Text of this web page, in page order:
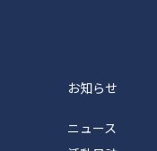
お知らせ
ニュース